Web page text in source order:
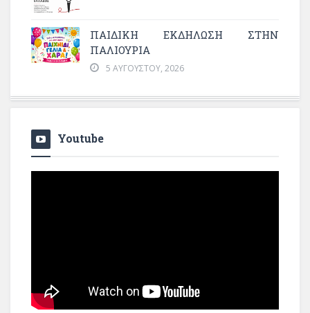
ΠΑΙΔΙΚΗ ΕΚΔΗΛΩΣΗ ΣΤΗΝ
ΠΑΛΙΟΥΡΙΑ
5 ΑΥΓΟΎΣΤΟΥ, 2026
Youtube